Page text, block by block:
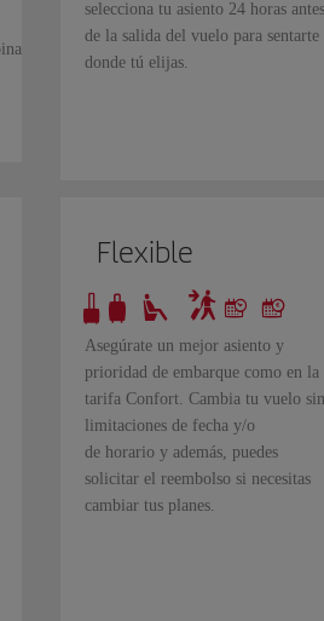
selecciona tu asiento 24 horas antes
de la salida del vuelo para sentarte
donde tú elijas.
Flexible
Asegúrate un mejor asiento y
prioridad de embarque como en la
tarifa Confort. Cambia tu vuelo sin
limitaciones de fecha y/o
de horario y además, puedes
solicitar el reembolso si necesitas
cambiar tus planes.